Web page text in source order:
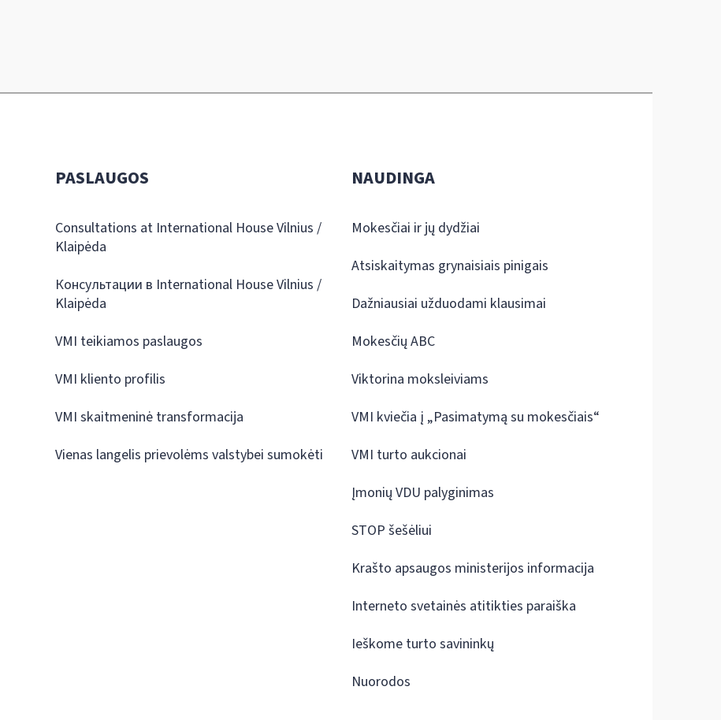
PASLAUGOS
Consultations at International House Vilnius /
Klaipėda
Консультации в International House Vilnius /
Klaipėda
VMI teikiamos paslaugos
VMI kliento profilis
VMI skaitmeninė transformacija
Vienas langelis prievolėms valstybei sumokėti
NAUDINGA
Mokesčiai ir jų dydžiai
Atsiskaitymas grynaisiais pinigais
Dažniausiai užduodami klausimai
Mokesčių ABC
Viktorina moksleiviams
VMI kviečia į „Pasimatymą su mokesčiais“
VMI turto aukcionai
Įmonių VDU palyginimas
STOP šešėliui
Krašto apsaugos ministerijos informacija
Interneto svetainės atitikties paraiška
Ieškome turto savininkų
Nuorodos